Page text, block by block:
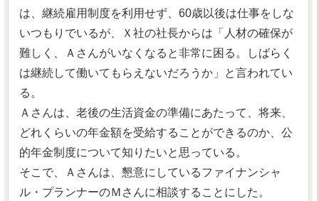
は、継続雇用制度を利用せず、60歳以後は仕事をしな
いつもりでいるが、Ｘ社の社長からは「人材の確保が
難しく、Ａさんがいなくなると非常に困る。しばらく
は継続して働いてもらえないだろうか」と言われてい
る。
Ａさんは、老後の生活資金の準備にあたって、将来、
どれくらいの年金額を受給することができるのか、公
的年金制度について知りたいと思っている。
そこで、Ａさんは、懇意にしているファイナンシャ
ル・プランナーのＭさんに相談することにした。